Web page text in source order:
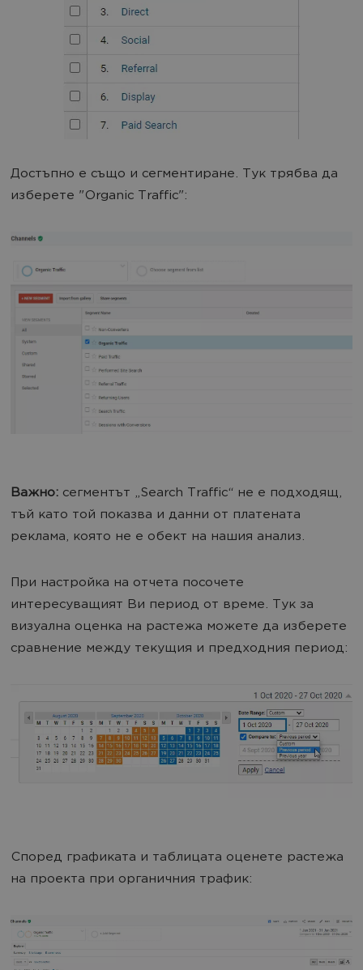
Достъпно е също и сегментиране. Тук трябва да
изберете "Organic Traffic":
Важно: сегментът „Search Traffic“ не е подходящ,
тъй като той показва и данни от платената
реклама, която не е обект на нашия анализ.
При настройка на отчета посочете
интересуващият Ви период от време. Тук за
визуална оценка на растежа можете да изберете
сравнение между текущия и предходния период:
Според графиката и таблицата оценете растежа
на проекта при органичния трафик: